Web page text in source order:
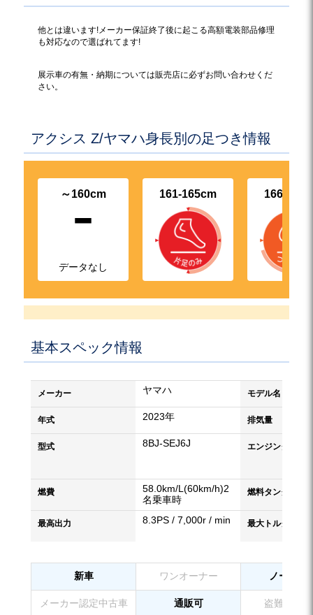
他とは違います!メーカー保証終了後に起こる高額電装部品修理
も対応なので選ばれてます!
展示車の有無・納期については販売店に必ずお問い合わせくだ
さい。
アクシス Z/ヤマハ身長別の足つき情報
～160cm
-
データなし
161-165cm 166-
基本スペック情報
メーカー ヤマハ モデル名
年式 2023年 排気量
型式 8BJ-SEJ6J エンジンタイプ
燃費
58.0km/L(60km/h)2
名乗車時
燃料タンク容量
最高出力 8.3PS / 7,000r / min 最大トルク
新車 ワンオーナー ノーマル
メーカー認定中古車 通販可 盗難防止